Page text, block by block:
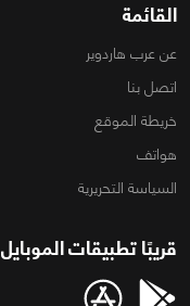
القائمة
عن عرب هاردوير
اتصل بنا
خريطة الموقع
هواتف
السياسة التحريرية
قريبًا تطبيقات الموبايل